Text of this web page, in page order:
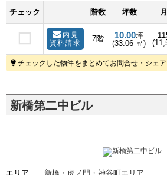
チェック 階数 坪数
内見
資料請求
7階 10.00坪
(33.06 ㎡)
チェックした物件をまとめてお問合せ・シェア
新橋第二中ビル
エリア 新橋・虎ノ門・神谷町エリア